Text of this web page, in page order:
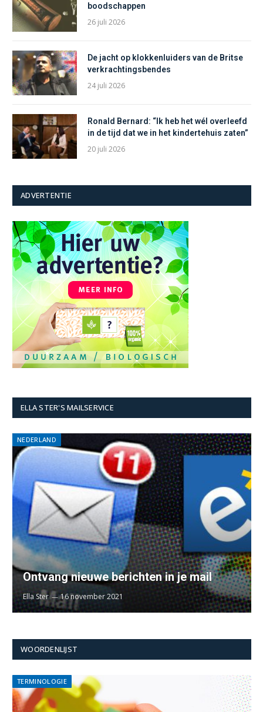
boodschappen
26 juli 2026
De jacht op klokkenluiders van de Britse
verkrachtingsbendes
24 juli 2026
Ronald Bernard: “Ik heb het wél overleefd
in de tijd dat we in het kindertehuis zaten”
20 juli 2026
ADVERTENTIE
ELLA STER'S MAILSERVICE
NEDERLAND
Ontvang nieuwe berichten in je mail
Ella Ster 16 november 2021
WOORDENLIJST
TERMINOLOGIE